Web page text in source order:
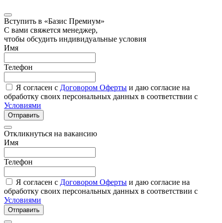
Вступить в «Базис Премиум»
С вами свяжется менеджер,
чтобы обсудить индивидуальные условия
Имя
Телефон
Я согласен с Договором Оферты и даю согласие на
обработку своих персональных данных в соответствии с
Условиями
Отправить
Откликнуться на вакансию
Имя
Телефон
Я согласен с Договором Оферты и даю согласие на
обработку своих персональных данных в соответствии с
Условиями
Отправить